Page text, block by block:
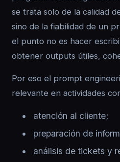
se trata solo de la calidad
sino de la fiabilidad de un
el punto no es hacer
obtener outputs útiles,
Por eso el prompt
relevante en actividades
atención al cliente;
preparación de
análisis de tickets y